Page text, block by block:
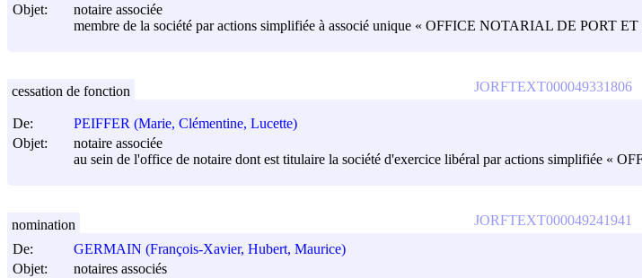
Objet:
notaire associée
membre de la société par actions simplifiée à associé unique « OFFICE NOTARIAL DE PORT
De:
PEIFFER (Marie, Clémentine, Lucette)
Objet:
notaire associée
au sein de l'office de notaire dont est titulaire la société d'exercice libéral par actions simplifiée
JORFTEXT000049331806
cessation de fonction
De:
GERMAIN (François-Xavier, Hubert, Maurice)
Objet:
notaires associés
JORFTEXT000049241941
nomination